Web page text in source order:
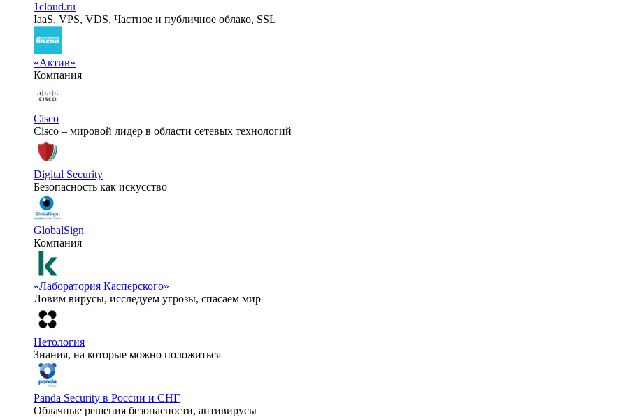
1cloud.ru
IaaS, VPS, VDS, Частное и публичное облако, SSL
«Актив»
Компания
Cisco
Cisco – мировой лидер в области сетевых технологий
Digital Security
Безопасность как искусство
GlobalSign
Компания
«Лаборатория Касперского»
Ловим вирусы, исследуем угрозы, спасаем мир
Нетология
Знания, на которые можно положиться
Panda Security в России и СНГ
Облачные решения безопасности, антивирусы